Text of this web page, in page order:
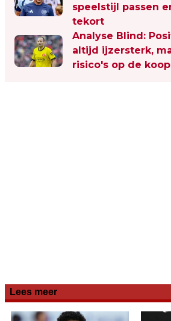
speelstijl passen
tekort
Analyse Blind:
altijd ijzersterk,
risico's op de